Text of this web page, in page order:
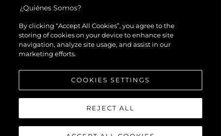
¿Quiénes Somos?
El Equipo
Estilo De Vida
Historia
By clicking “Accept All Cookies”, you agree to the
storing of cookies on your device to enhance site
navigation, analyze site usage, and assist in our
marketing efforts.
COOKIES SETTINGS
REJECT ALL